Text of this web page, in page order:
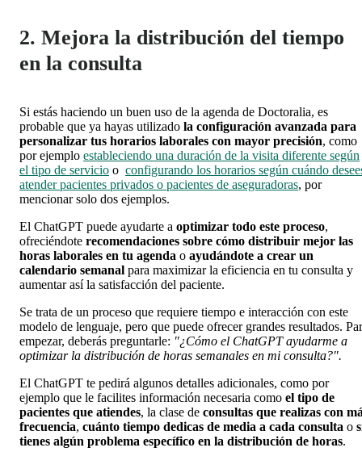
2. Mejora la distribución del tiempo
en la consulta
Si estás haciendo un buen uso de la agenda de Doctoralia, es
probable que ya hayas utilizado la configuración avanzada para
personalizar tus horarios laborales con mayor precisión, como
por ejemplo estableciendo una duración de la visita diferente según
el tipo de servicio o configurando los horarios según cuándo
atender pacientes privados o pacientes de aseguradoras, por
mencionar solo dos ejemplos.
El ChatGPT puede ayudarte a optimizar todo este proceso,
ofreciéndote recomendaciones sobre cómo distribuir mejor las
horas laborales en tu agenda o ayudándote a crear un
calendario semanal para maximizar la eficiencia en tu consulta y
aumentar así la satisfacción del paciente.
Se trata de un proceso que requiere tiempo e interacción con este
modelo de lenguaje, pero que puede ofrecer grandes resultados.
empezar, deberás preguntarle: "¿Cómo el ChatGPT ayudarme a
optimizar la distribución de horas semanales en mi consulta?".
El ChatGPT te pedirá algunos detalles adicionales, como por
ejemplo que le facilites información necesaria como el tipo de
pacientes que atiendes, la clase de consultas que realizas con
frecuencia, cuánto tiempo dedicas de media a cada consulta o
tienes algún problema específico en la distribución de horas.